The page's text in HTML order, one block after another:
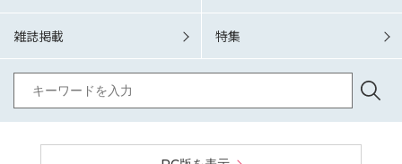
雑誌掲載 特集